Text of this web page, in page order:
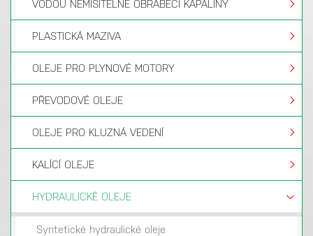
VODOU NEMÍSITELNÉ OBRÁBĚCÍ KAPALINY
PLASTICKÁ MAZIVA
OLEJE PRO PLYNOVÉ MOTORY
PŘEVODOVÉ OLEJE
OLEJE PRO KLUZNÁ VEDENÍ
KALÍCÍ OLEJE
HYDRAULICKÉ OLEJE
Syntetické hydraulické oleje